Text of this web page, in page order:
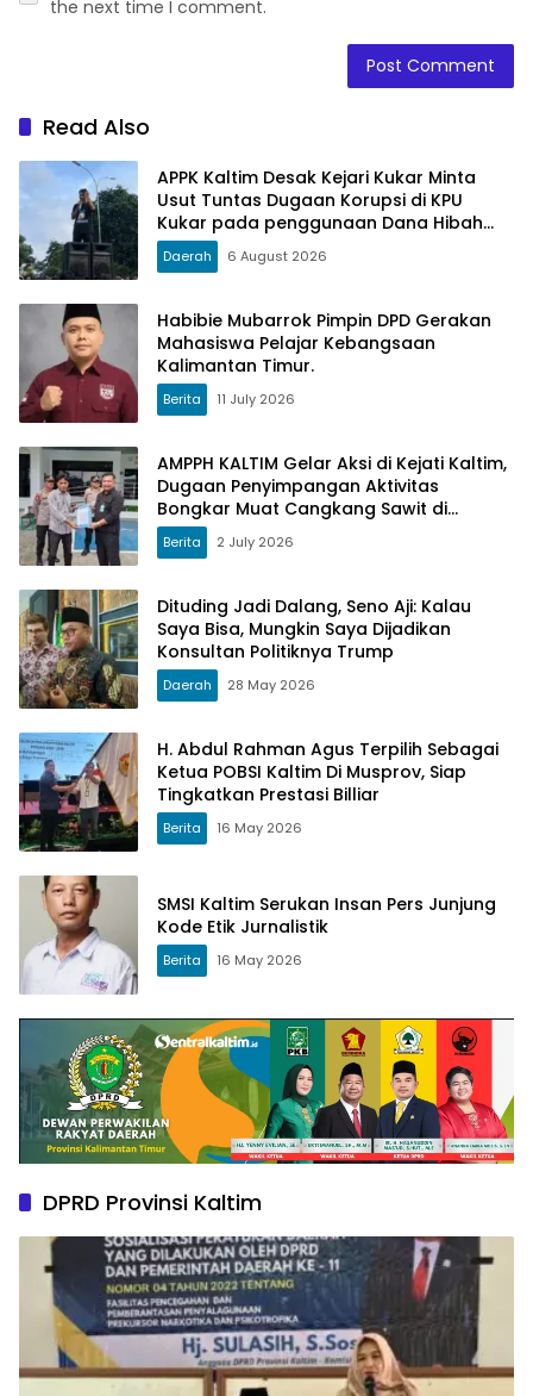
the next time I comment.
Read Also
APPK Kaltim Desak Kejari Kukar Minta
Usut Tuntas Dugaan Korupsi di KPU
Kukar pada penggunaan Dana Hibah
PSU Kukar Tahun 2025
Daerah 6 August 2026
Habibie Mubarrok Pimpin DPD Gerakan
Mahasiswa Pelajar Kebangsaan
Kalimantan Timur.
Berita 11 July 2026
AMPPH KALTIM Gelar Aksi di Kejati Kaltim,
Dugaan Penyimpangan Aktivitas
Bongkar Muat Cangkang Sawit di
Logpond Tubaan
Berita 2 July 2026
Dituding Jadi Dalang, Seno Aji: Kalau
Saya Bisa, Mungkin Saya Dijadikan
Konsultan Politiknya Trump
Daerah 28 May 2026
H. Abdul Rahman Agus Terpilih Sebagai
Ketua POBSI Kaltim Di Musprov, Siap
Tingkatkan Prestasi Billiar
Berita 16 May 2026
SMSI Kaltim Serukan Insan Pers Junjung
Kode Etik Jurnalistik
Berita 16 May 2026
DPRD Provinsi Kaltim